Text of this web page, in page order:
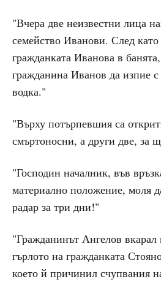
"Вчера две неизвестни лица
семейство Иванови. След
гражданката Иванова в
гражданина Иванов да изпие с
водка."
"Върху потърпевшия са
смъртоносни, а други две, за
"Господин началник, във
материално положение, моля
радар за три дни!"
"Гражданинът Ангелов
гърлото на гражданката
което й причинил счупвания